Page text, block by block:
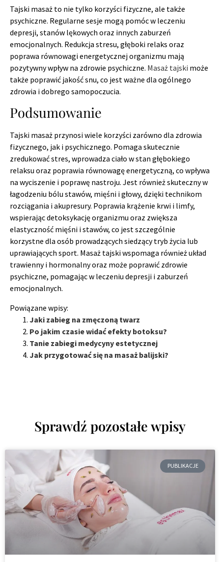
Tajski masaż to nie tylko korzyści fizyczne, ale także
psychiczne. Regularne sesje mogą pomóc w leczeniu
depresji, stanów lękowych oraz innych zaburzeń
emocjonalnych. Redukcja stresu, głęboki relaks oraz
poprawa równowagi energetycznej organizmu mają
pozytywny wpływ na zdrowie psychiczne. Masaż tajski może
także poprawić jakość snu, co jest ważne dla ogólnego
zdrowia i dobrego samopoczucia.
Podsumowanie
Tajski masaż przynosi wiele korzyści zarówno dla zdrowia
fizycznego, jak i psychicznego. Pomaga skutecznie
zredukować stres, wprowadza ciało w stan głębokiego
relaksu oraz poprawia równowagę energetyczną, co wpływa
na wyciszenie i poprawę nastroju. Jest również skuteczny w
łagodzeniu bólu stawów, mięśni i głowy, dzięki technikom
rozciągania i akupresury. Poprawia krążenie krwi i limfy,
wspierając detoksykację organizmu oraz zwiększa
elastyczność mięśni i stawów, co jest szczególnie
korzystne dla osób prowadzących siedzący tryb życia lub
uprawiających sport. Masaż tajski wspomaga również układ
trawienny i hormonalny oraz może poprawić zdrowie
psychiczne, pomagając w leczeniu depresji i zaburzeń
emocjonalnych.
Powiązane wpisy:
Jaki zabieg na zmęczoną twarz
Po jakim czasie widać efekty botoksu?
Tanie zabiegi medycyny estetycznej
Jak przygotować się na masaż balijski?
Sprawdź pozostałe wpisy
PUBLIKACJE